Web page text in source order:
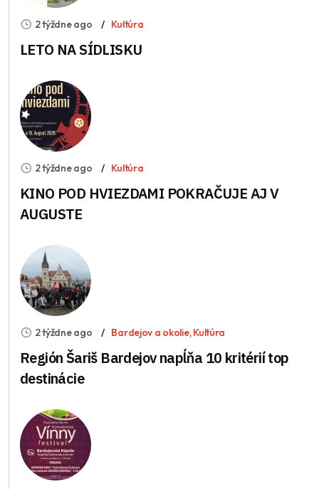
2 týždne ago Kultúra
LETO NA SÍDLISKU
2 týždne ago Kultúra
KINO POD HVIEZDAMI POKRAČUJE AJ V
AUGUSTE
2 týždne ago Bardejov a okolie,Kultúra
Región Šariš Bardejov napĺňa 10 kritérií top
destinácie